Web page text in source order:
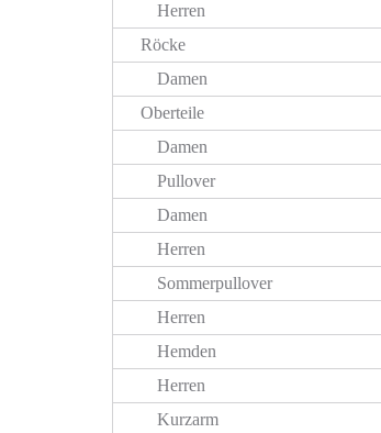
Herren
Röcke
Damen
Oberteile
Damen
Pullover
Damen
Herren
Sommerpullover
Herren
Hemden
Herren
Kurzarm